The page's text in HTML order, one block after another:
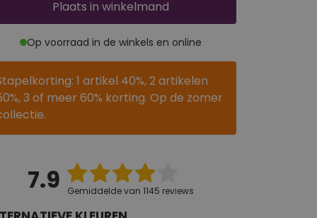
Plaats in winkelmand
Op voorraad in de winkels en online
1 artikel 40%, 2 artikelen
3 of meer 60% korting. Op de zomer
7.9 Gemiddelde van 1145 reviews